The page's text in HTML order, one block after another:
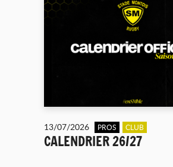
13/07/2026 PROS CLUB
CALENDRIER 26/27